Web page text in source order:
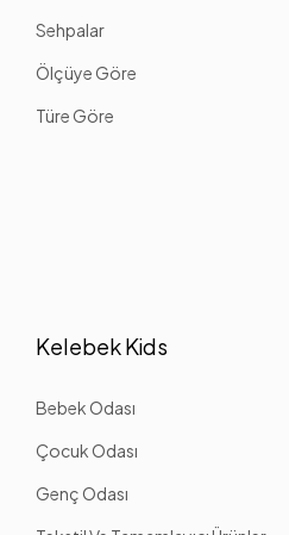
Sehpalar
Ölçüye Göre
Türe Göre
Kelebek Kids
Bebek Odası
Çocuk Odası
Genç Odası